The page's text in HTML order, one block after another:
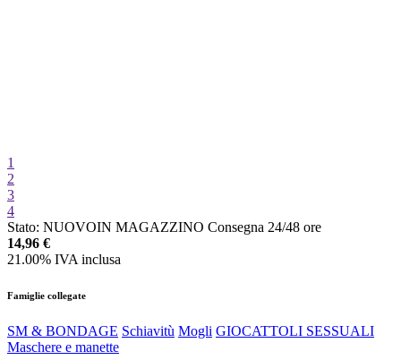
1
2
3
4
Stato: NUOVOIN MAGAZZINO Consegna 24/48 ore
14,96 €
21.00% IVA inclusa
Famiglie collegate
SM & BONDAGE Schiavitù Mogli GIOCATTOLI SESSUALI
Maschere e manette